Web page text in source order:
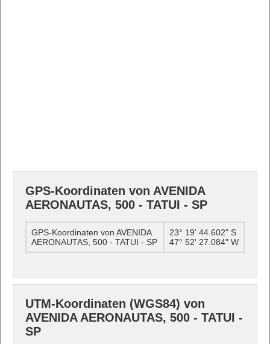
GPS-Koordinaten von AVENIDA
AERONAUTAS, 500 - TATUI - SP
GPS-Koordinaten von AVENIDA
AERONAUTAS, 500 - TATUI - SP
23° 19' 44.602" S
47° 52' 27.084" W
UTM-Koordinaten (WGS84) von
AVENIDA AERONAUTAS, 500 - TATUI -
SP